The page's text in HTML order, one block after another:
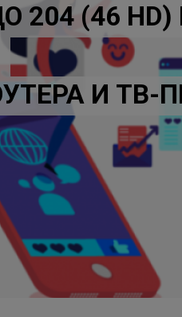
204 (46
И ТВ-